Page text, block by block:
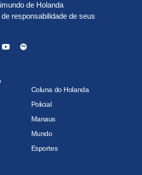
de Holanda
responsabilidade de seus
Coluna do Holanda
Policial
Manaus
Mundo
Esportes